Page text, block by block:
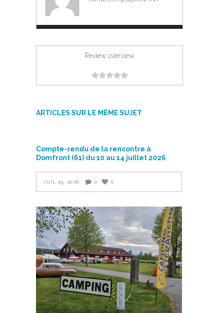
Review overview
ARTICLES SUR LE MÊME SUJET
Compte-rendu de la rencontre à
Domfront (61) du 10 au 14 juillet 2026
JUIL 25, 2026 0 0